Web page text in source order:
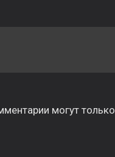
могут только